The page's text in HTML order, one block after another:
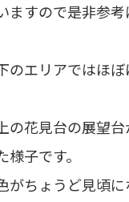
すので是非参考
のエリアではほ
花見台の展望台
子です。
がちょうど見頃